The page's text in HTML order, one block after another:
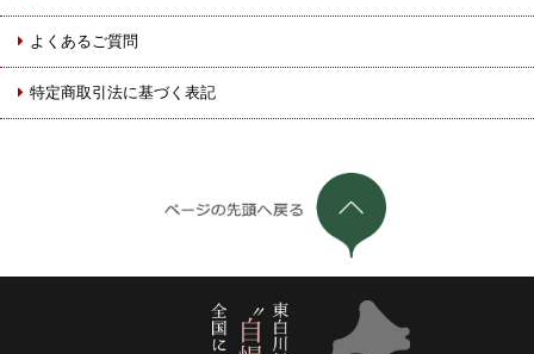
よくあるご質問
特定商取引法に基づく表記